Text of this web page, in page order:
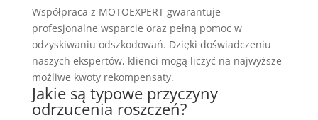
Współpraca z MOTOEXPERT gwarantuje
profesjonalne wsparcie oraz pełną pomoc w
odzyskiwaniu odszkodowań. Dzięki doświadczeniu
naszych ekspertów, klienci mogą liczyć na najwyższe
możliwe kwoty rekompensaty.
Jakie są typowe przyczyny
odrzucenia roszczeń?